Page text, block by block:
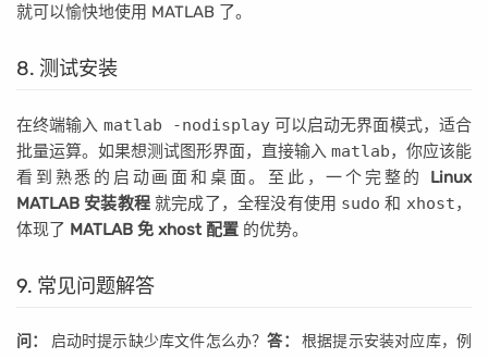
就可以愉快地使用 MATLAB 了。
8. 测试安装
在终端输入 matlab -nodisplay可以启动无界面模式，适合
批量运算。如果想测试图形界面，直接输入 matlab，你应该能
看到熟悉的启动画面和桌面。至此，一个完整的 Linux
MATLAB 安装教程就完成了，全程没有使用 sudo 和 xhost，
体现了 MATLAB 免 xhost 配置 的优势。
9. 常见问题解答
问： 启动时提示缺少库文件怎么办？答：
根据提示安装对应库，例